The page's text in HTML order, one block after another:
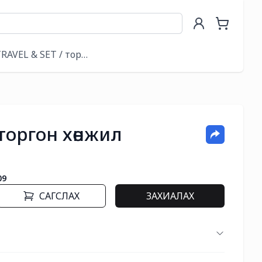
MASK / дэрний уут & нүдний маск
& SET / торгон хос
хөнжил
САГСЛАХ ЗАХИАЛАХ